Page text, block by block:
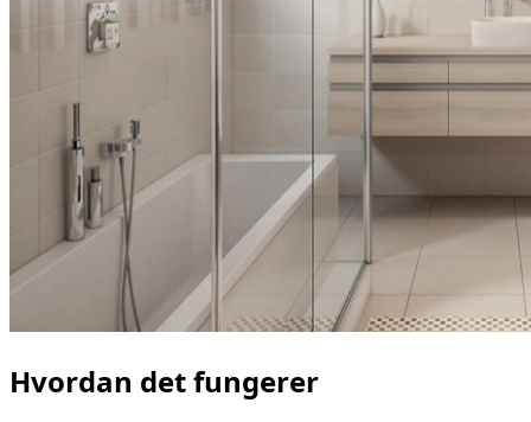
Hvordan det fungerer